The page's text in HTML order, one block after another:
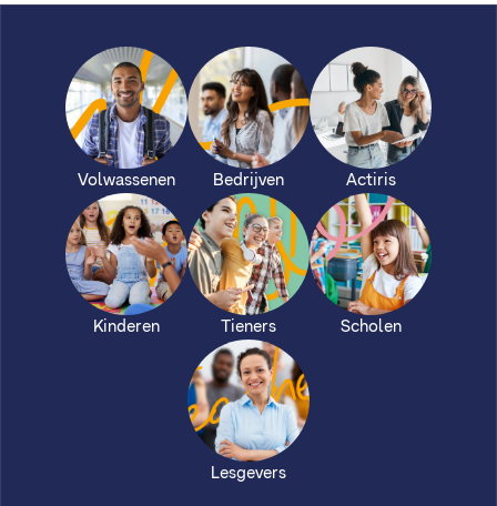
Volwassenen Bedrijven Actiris
Kinderen Tieners Scholen
Lesgevers